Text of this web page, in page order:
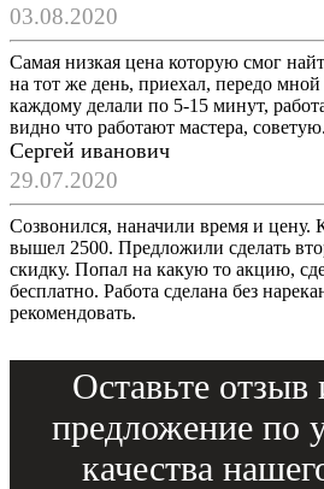
03.08.2020
Самая низкая цена которую смог
на тот же день, приехал, передо
каждому делали по 5-15 минут,
видно что работают мастера, советую.
Сергей иванович
29.07.2020
Созвонился, наначили время и цену.
вышел 2500. Предложили сделать
скидку. Попал на какую то акцию,
бесплатно. Работа сделана без
рекомендовать.
Оставьте
предложение по
качества